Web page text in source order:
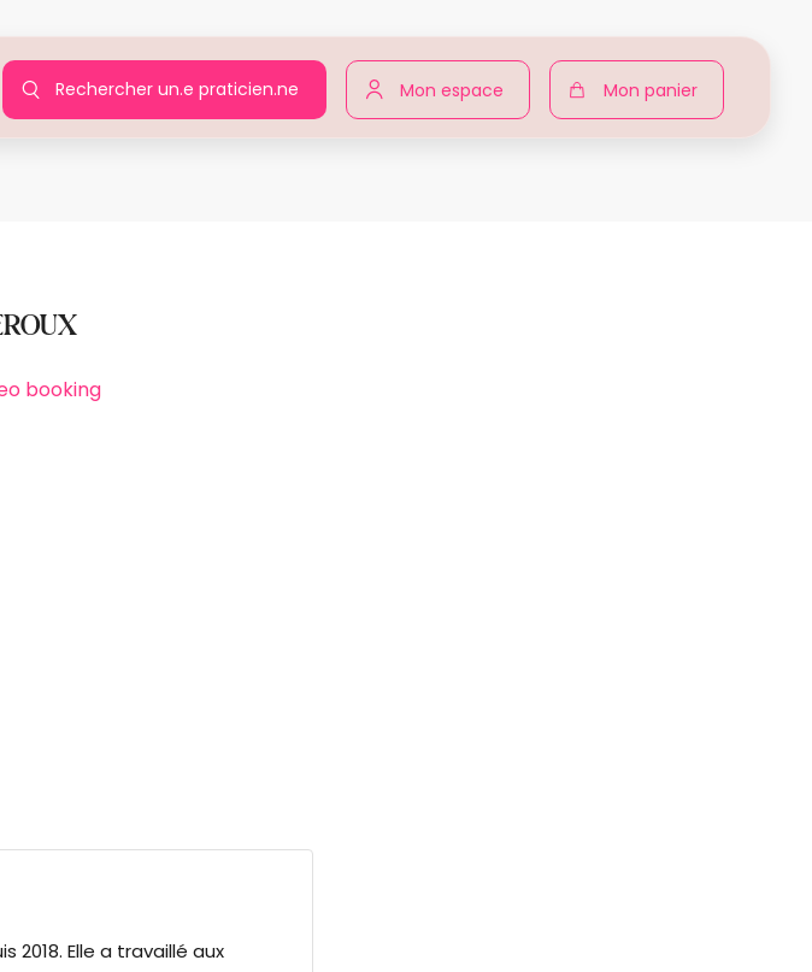
Rechercher un.e praticien.ne Mon espace Mon panier
Agir pour toutes Produits Meghane LEROUX
booking
Elle a travaillé aux